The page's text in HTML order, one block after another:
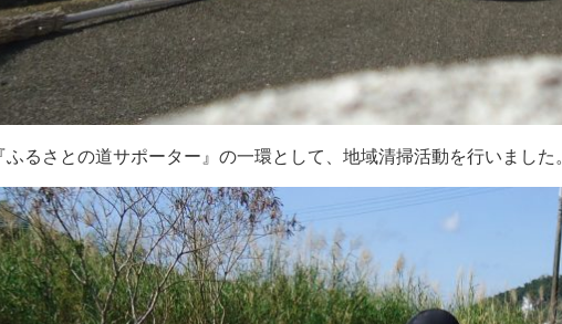
るさとの道サポーター』の一環として、地域清掃活動を行いました。